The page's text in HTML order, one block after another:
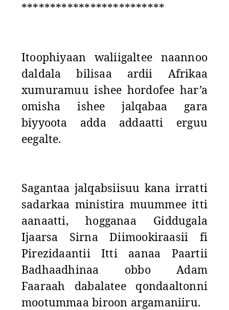
*************************
Itoophiyaan waliigaltee naannoo
daldala bilisaa ardii Afrikaa
xumuramuu ishee hordofee har’a
omisha ishee jalqabaa gara
biyyoota adda addaatti erguu
eegalte.
Sagantaa jalqabsiisuu kana irratti
sadarkaa ministira muummee itti
aanaatti, hogganaa Giddugala
Ijaarsa Sirna Diimookiraasii fi
Pirezidaantii Itti aanaa Paartii
Badhaadhinaa obbo Adam
Faaraah dabalatee qondaaltonni
mootummaa biroon argamaniiru.